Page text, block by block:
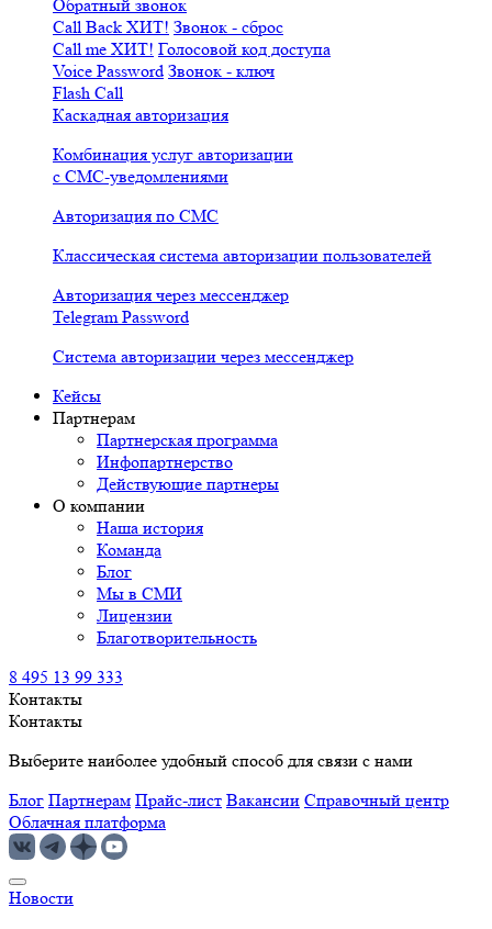
Обратный звонок
Call Back ХИТ! Звонок - сброс
Call me ХИТ! Голосовой код доступа
Voice Password Звонок - ключ
Flash Call
Каскадная авторизация
Комбинация услуг авторизации
с СМС-уведомлениями
Авторизация по СМС
Классическая система авторизации пользователей
Авторизация через мессенджер
Telegram Password
Система авторизации через мессенджер
Кейсы
Партнерам
Партнерская программа
Инфопартнерство
Действующие партнеры
О компании
Наша история
Команда
Блог
Мы в СМИ
Лицензии
Благотворительность
8 495 13 99 333
Контакты
Контакты
Выберите наиболее удобный способ для связи с нами
Блог Партнерам Прайс-лист Вакансии Справочный центр
Облачная платформа
Новости